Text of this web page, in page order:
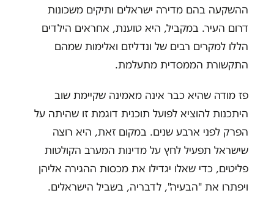
ההשקעה בהם מדירה ישראלים ותיקים משכונות
דרום העיר. במקביל, היא טוענת, אחראים הילדים
הללו למקרים רבים של ונדליזם ואלימות שמהם
התקשורת הממסדית מתעלמת.
פז מודה שהיא כבר אינה מאמינה שקיימת שוב
היתכנות להוציא לפועל תוכנית דוגמת זו שהיתה על
הפרק לפני ארבע שנים. במקום זאת, היא רוצה
שישראל תפעיל לחץ על מדינות המערב הקולטות
פליטים, כדי שאלו יגדילו את מכסות ההגירה אליהן
ויפתרו את "הבעיה", לדבריה, בשביל הישראלים.